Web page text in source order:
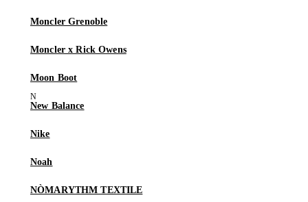
Moncler Grenoble
Moncler x Rick Owens
Moon Boot
New Balance
Nike
Noah
NÒMARYTHM TEXTILE